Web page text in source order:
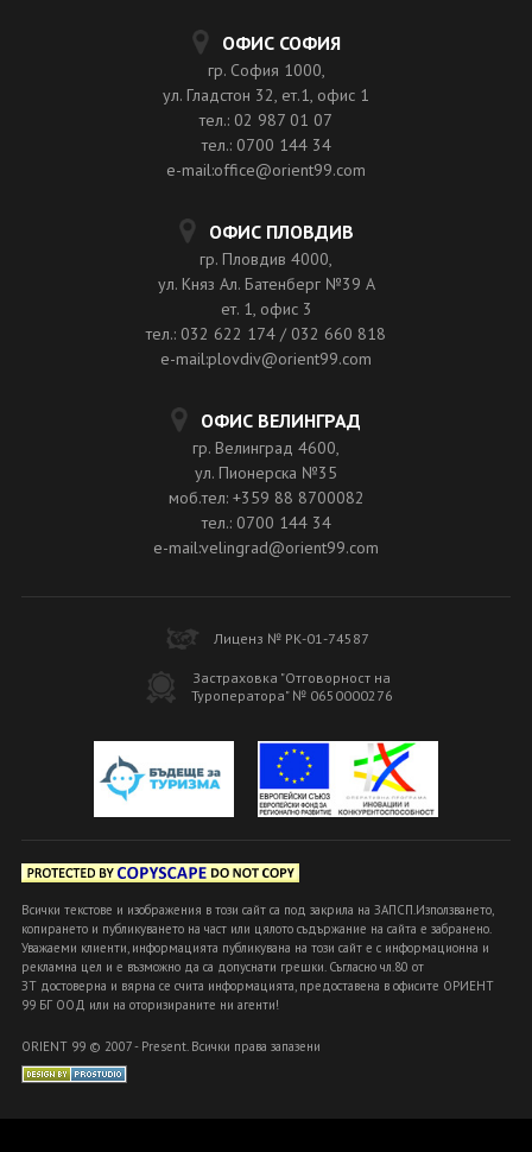
ОФИС СОФИЯ
гр. София 1000,
ул. Гладстон 32, ет.1, офис 1
тел.: 02 987 01 07
тел.: 0700 144 34
e-mail:office@orient99.com
ОФИС ПЛОВДИВ
гр. Пловдив 4000,
ул. Княз Ал. Батенберг №39 A
ет. 1, офис 3
тел.: 032 622 174 / 032 660 818
e-mail:plovdiv@orient99.com
ОФИС ВЕЛИНГРАД
гр. Велинград 4600,
ул. Пионерска №35
моб.тел: +359 88 8700082
тел.: 0700 144 34
e-mail:velingrad@orient99.com
Лиценз № РК-01-74587
Застраховка "Отговорност на
Туроператора" № 0650000276
Всички текстове и изображения в този сайт са под закрила на ЗАПСП.Използването,
копирането и публикуването на част или цялото съдържание на сайта е забранено.
Уважаеми клиенти, информацията публикувана на този сайт е с информационна и
рекламна цел и е възможно да са допуснати грешки. Съгласно чл.80 от
ЗТ достоверна и вярна се счита информацията, предоставена в офисите ОРИЕНТ
99 БГ ООД или на оторизираните ни агенти!
ORIENT 99 © 2007 - Present. Всички права запазени